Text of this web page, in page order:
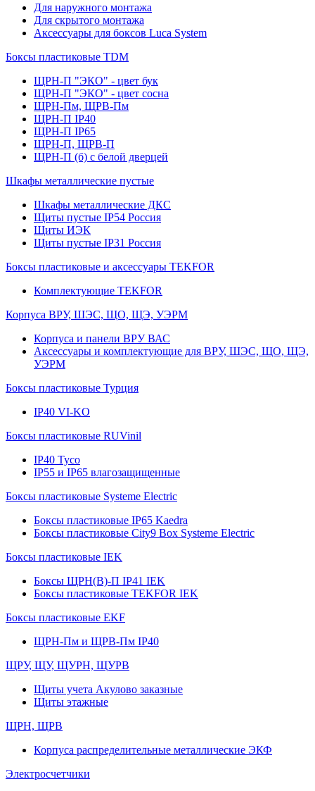
Для наружного монтажа
Для скрытого монтажа
Аксессуары для боксов Luca System
Боксы пластиковые TDM
ЩРН-П "ЭКО" - цвет бук
ЩРН-П "ЭКО" - цвет сосна
ЩРН-Пм, ЩРВ-Пм
ЩРН-П IP40
ЩРН-П IP65
ЩРН-П, ЩРВ-П
ЩРН-П (б) с белой дверцей
Шкафы металлические пустые
Шкафы металлические ДКС
Щиты пустые IP54 Россия
Щиты ИЭК
Щиты пустые IP31 Россия
Боксы пластиковые и аксессуары TEKFOR
Комплектующие TEKFOR
Корпуса ВРУ, ШЭС, ЩО, ЩЭ, УЭРМ
Корпуса и панели ВРУ ВАС
Аксессуары и комплектующие для ВРУ, ШЭС, ЩО, ЩЭ,
УЭРМ
Боксы пластиковые Турция
IP40 VI-KO
Боксы пластиковые RUVinil
IP40 Тусо
IP55 и IP65 влагозащищенные
Боксы пластиковые Systeme Electric
Боксы пластиковые IP65 Kaedra
Боксы пластиковые City9 Box Systeme Electric
Боксы пластиковые IEK
Боксы ЩРН(В)-П IP41 IEK
Боксы пластиковые TEKFOR IEK
Боксы пластиковые EKF
ЩРН-Пм и ЩРВ-Пм IP40
ЩРУ, ЩУ, ЩУРН, ЩУРВ
Щиты учета Акулово заказные
Щиты этажные
ЩРН, ЩРВ
Корпуса распределительные металлические ЭКФ
Электросчетчики